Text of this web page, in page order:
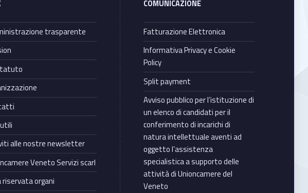
trasparente
alle nostre newsletter
Veneto Servizi scarl
riservata organi
COMUNICAZIONE
Fatturazione Elettronica
Informativa Privacy e Cookie
Policy
Split payment
Avviso pubblico per l’istituzione di
un elenco di candidati per il
conferimento di incarichi di
natura intellettuale aventi ad
oggetto l’assistenza
specialistica a supporto delle
attività di Unioncamere del
Veneto